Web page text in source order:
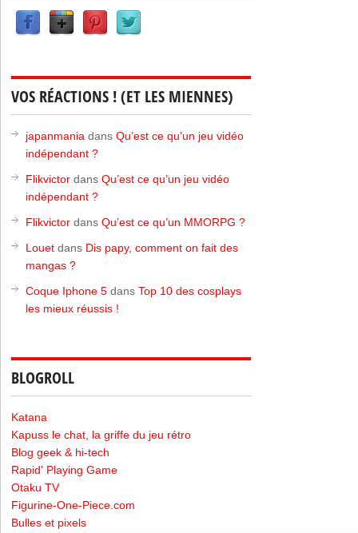
VOS RÉACTIONS ! (ET LES MIENNES)
japanmania dansQu’est ce qu’un jeu vidéo
indépendant ?
Flikvictor dansQu’est ce qu’un jeu vidéo
indépendant ?
Flikvictor dansQu’est ce qu’un MMORPG ?
Louet dans Dis papy, comment on fait des
mangas ?
Coque Iphone 5 dansTop 10 des cosplays
les mieux réussis !
BLOGROLL
Katana
Kapuss le chat, la griffe du jeu rétro
Blog geek & hi-tech
Rapid' Playing Game
Otaku TV
Figurine-One-Piece.com
Bulles et pixels